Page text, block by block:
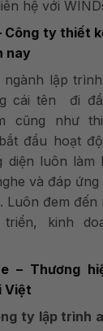
hệ với
Công ty thiết
nay
lập
cái tên đi
cũng như
đầu hoạt
diện luôn làm
và đáp
Luôn đem
kinh
– Thương
Việt
ty lập trình